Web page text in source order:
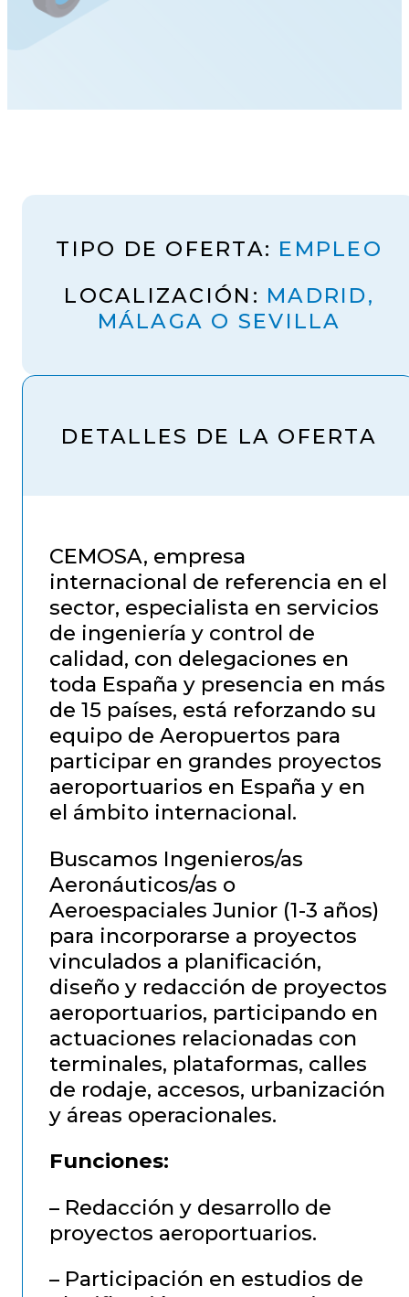
TIPO DE OFERTA: EMPLEO
LOCALIZACIÓN: MADRID,
MÁLAGA O SEVILLA
DETALLES DE LA OFERTA
CEMOSA, empresa
internacional de referencia en el
sector, especialista en servicios
de ingeniería y control de
calidad, con delegaciones en
toda España y presencia en más
de 15 países, está reforzando su
equipo de Aeropuertos para
participar en grandes proyectos
aeroportuarios en España y en
el ámbito internacional.
Buscamos Ingenieros/as
Aeronáuticos/as o
Aeroespaciales Junior (1-3 años)
para incorporarse a proyectos
vinculados a planificación,
diseño y redacción de proyectos
aeroportuarios, participando en
actuaciones relacionadas con
terminales, plataformas, calles
de rodaje, accesos, urbanización
y áreas operacionales.
Funciones:
– Redacción y desarrollo de
proyectos aeroportuarios.
– Participación en estudios de